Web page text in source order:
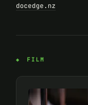
docedge.nz
FILM